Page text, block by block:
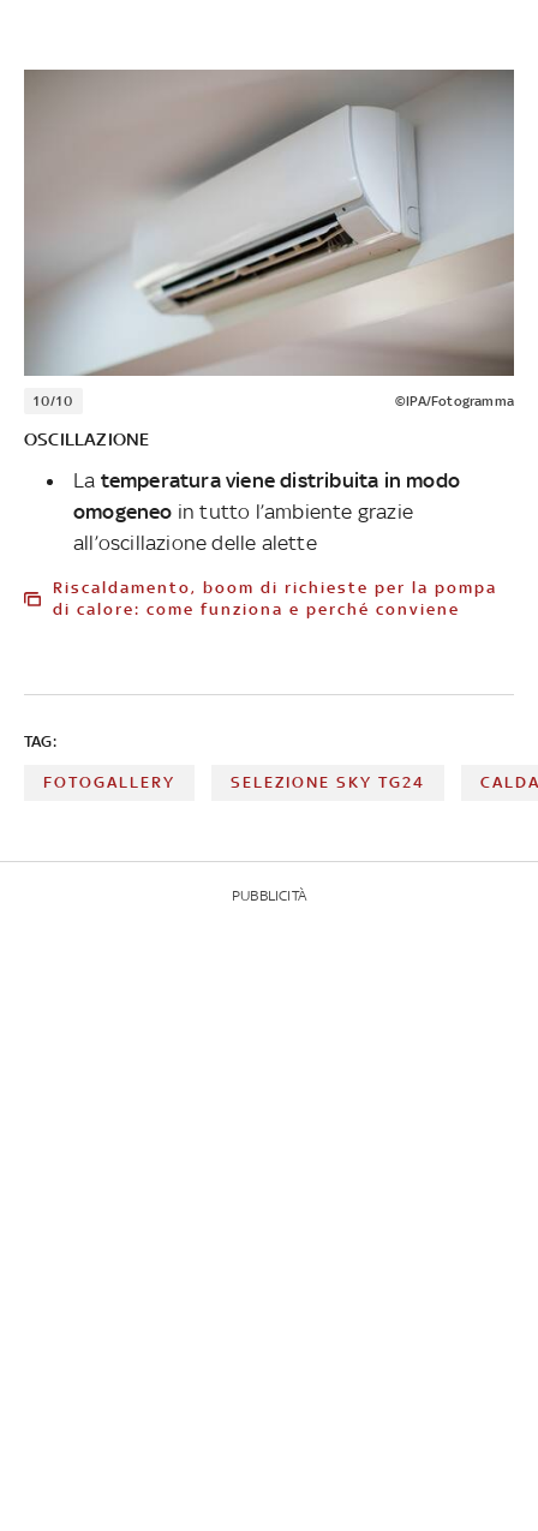
10/10 ©IPA/Fotogramma
OSCILLAZIONE
La temperatura viene distribuita in modo
omogeneo in tutto l’ambiente grazie
all’oscillazione delle alette
Riscaldamento, boom di richieste per la pompa
di calore: come funziona e perché conviene
TAG:
FOTOGALLERY SELEZIONE SKY TG24
PUBBLICITÀ